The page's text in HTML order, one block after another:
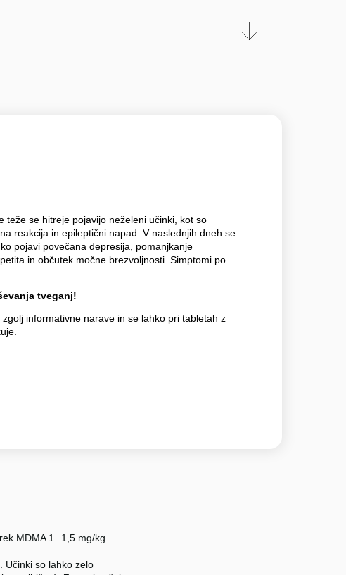
teže se hitreje pojavijo neželeni učinki, kot so
reakcija in epileptični napad. V naslednjih dneh se
pojavi povečana depresija, pomanjkanje
in občutek močne brezvoljnosti. Simptomi po
tveganj!
zgolj informativne narave in se lahko pri tabletah z
MDMA 1─1,5 mg/kg
Učinki so lahko zelo